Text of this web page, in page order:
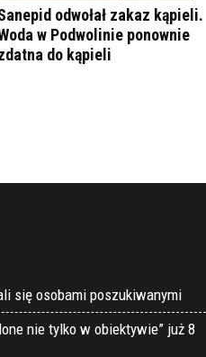
odwołał zakaz kąpieli.
w Podwolinie ponownie
do kąpieli
się osobami poszukiwanymi
nie tylko w obiektywie” już 8